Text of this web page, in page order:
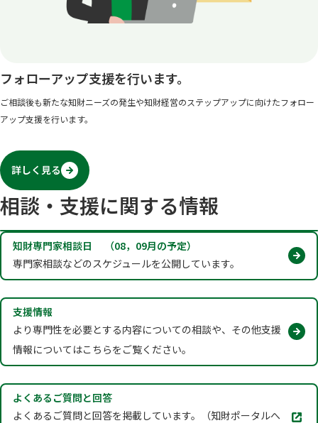
フォローアップ支援を行います。
ご相談後も新たな知財ニーズの発生や知財経営のステップアップに向けたフォロー
アップ支援を行います。
詳しく見る
相談・支援に関する情報
知財専門家相談日 （08，09月の予定）
専門家相談などのスケジュールを公開しています。
支援情報
より専門性を必要とする内容についての相談や、その他支援
情報についてはこちらをご覧ください。
よくあるご質問と回答
よくあるご質問と回答を掲載しています。（知財ポータルへ
別